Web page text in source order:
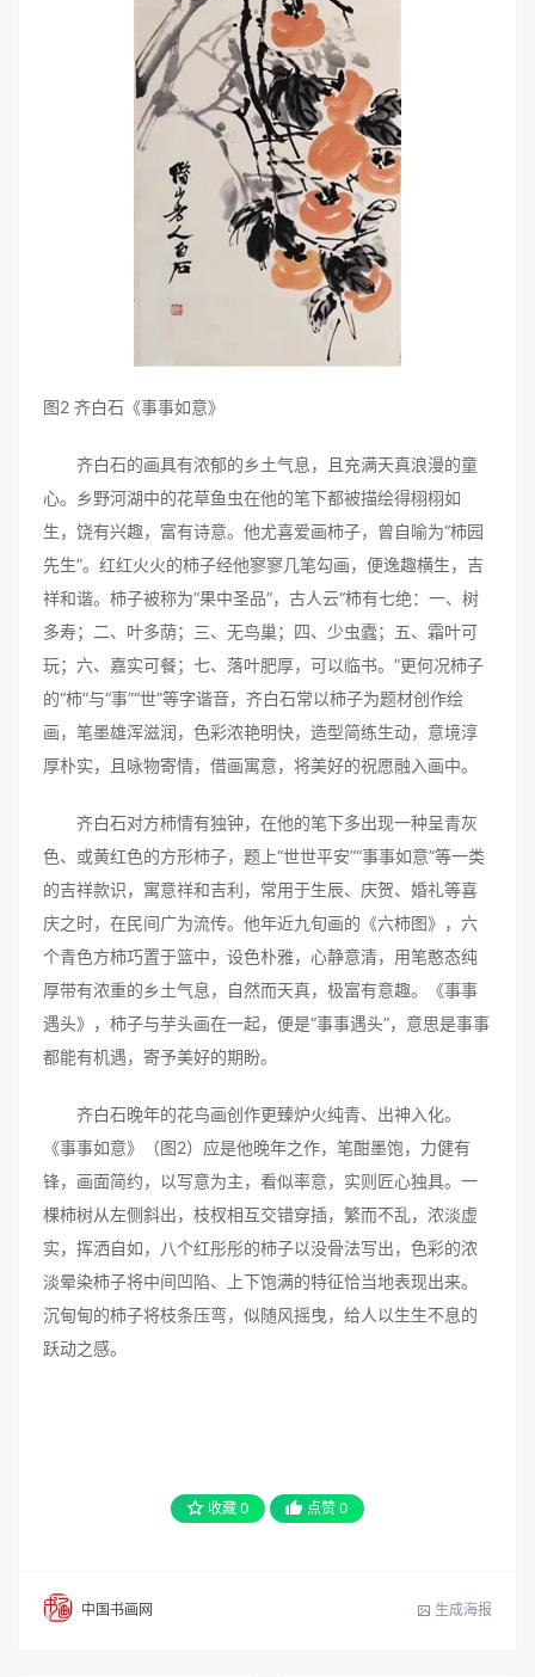
图2 齐白石《事事如意》
齐白石的画具有浓郁的乡土气息，且充满天真浪漫的童
心。乡野河湖中的花草鱼虫在他的笔下都被描绘得栩栩如
生，饶有兴趣，富有诗意。他尤喜爱画柿子，曾自喻为“柿园
先生”。红红火火的柿子经他寥寥几笔勾画，便逸趣横生，吉
祥和谐。柿子被称为“果中圣品”，古人云“柿有七绝：一、树
多寿；二、叶多荫；三、无鸟巢；四、少虫蠹；五、霜叶可
玩；六、嘉实可餐；七、落叶肥厚，可以临书。”更何况柿子
的“柿”与“事”“世”等字谐音，齐白石常以柿子为题材创作绘
画，笔墨雄浑滋润，色彩浓艳明快，造型简练生动，意境淳
厚朴实，且咏物寄情，借画寓意，将美好的祝愿融入画中。
齐白石对方柿情有独钟，在他的笔下多出现一种呈青灰
色、或黄红色的方形柿子，题上“世世平安”“事事如意”等一类
的吉祥款识，寓意祥和吉利，常用于生辰、庆贺、婚礼等喜
庆之时，在民间广为流传。他年近九旬画的《六柿图》，六
个青色方柿巧置于篮中，设色朴雅，心静意清，用笔憨态纯
厚带有浓重的乡土气息，自然而天真，极富有意趣。《事事
遇头》，柿子与芋头画在一起，便是“事事遇头”，意思是事事
都能有机遇，寄予美好的期盼。
齐白石晚年的花鸟画创作更臻炉火纯青、出神入化。
《事事如意》（图2）应是他晚年之作，笔酣墨饱，力健有
锋，画面简约，以写意为主，看似率意，实则匠心独具。一
棵柿树从左侧斜出，枝杈相互交错穿插，繁而不乱，浓淡虚
实，挥洒自如，八个红彤彤的柿子以没骨法写出，色彩的浓
淡晕染柿子将中间凹陷、上下饱满的特征恰当地表现出来。
沉甸甸的柿子将枝条压弯，似随风摇曳，给人以生生不息的
跃动之感。
收藏 0 点赞 0
中国书画网 生成海报